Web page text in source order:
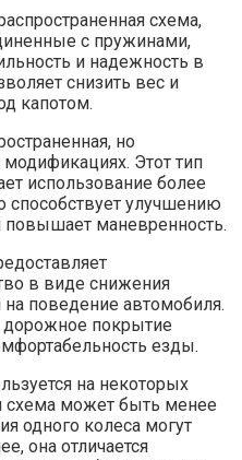
схема,
с пружинами,
и надежность в
снизить вес и
капотом.
но
Этот тип
использование более
способствует улучшению
повышает маневренность.
в виде снижения
поведение автомобиля.
дорожное покрытие
езды.
на некоторых
схема может быть менее
одного колеса могут
она отличается